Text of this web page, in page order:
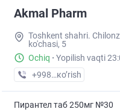
Akmal Pharm
Toshkent shahri.
ko'chasi, 5
Ochiq · Yopilish vaqti
+998 (99) XXX-XX-XX
кo’rish
Пирантел таб 250мг №30